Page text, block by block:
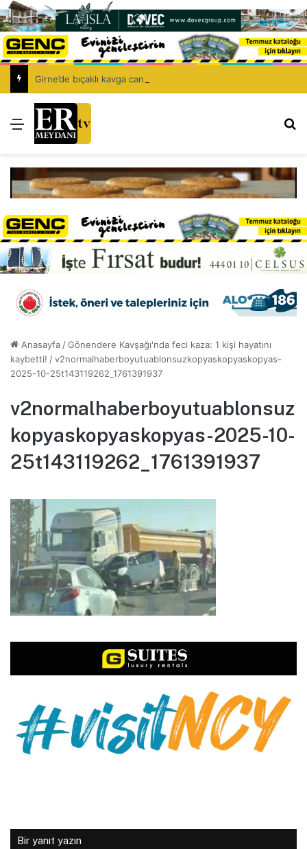
Menü
Anasayfa /Gönendere Kavşağı'nda feci kaza: 1 kişi hayatını
kaybetti! /v2normalhaberboyutuablonsuzkopyaskopyaskopyas-
2025-10-25t143119262_1761391937
v2normalhaberboyutuablonsuz
kopyaskopyaskopyas-2025-10-
25t143119262_1761391937
Bir yanıt yazın